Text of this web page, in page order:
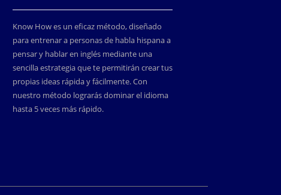
Know How es un eficaz método, diseñado
para entrenar a personas de habla hispana a
pensar y hablar en inglés mediante una
sencilla estrategia que te permitirán crear tus
propias ideas rápida y fácilmente. Con
nuestro método lograrás dominar el idioma
hasta 5 veces más rápido.